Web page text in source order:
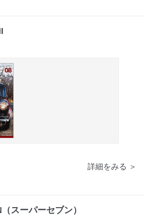
詳細をみる ＞
スーパーセブン）